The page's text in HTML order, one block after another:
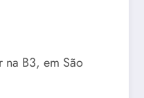
na B3, em São